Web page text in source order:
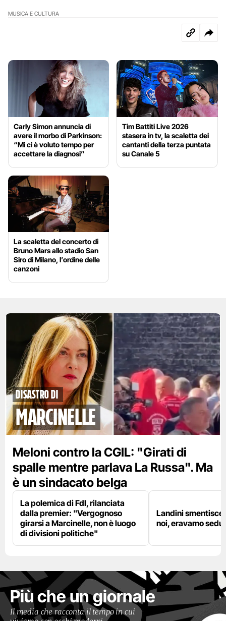
MUSICA E CULTURA
Carly Simon annuncia di
avere il morbo di Parkinson:
“Mi ci è voluto tempo per
accettare la diagnosi”
Tim Battiti Live 2026
stasera in tv, la scaletta dei
cantanti della terza puntata
su Canale 5
La scaletta del concerto di
Bruno Mars allo stadio San
Siro di Milano, l’ordine delle
canzoni
disastro di
marcinelle
Meloni contro la CGIL: "Girati di
spalle mentre parlava La Russa". Ma
è un sindacato belga
La polemica di FdI, rilanciata
dalla premier: "Vergognoso
girarsi a Marcinelle, non è luogo
di divisioni politiche"
Landini
noi, eravamo
Più che un giornale
Il media che racconta il tempo in cui